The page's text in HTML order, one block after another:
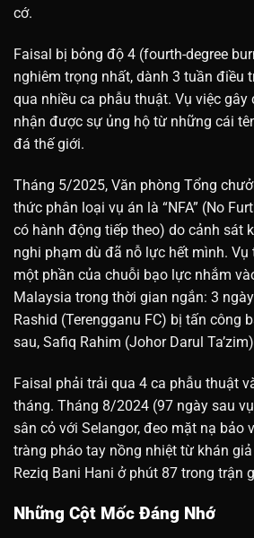
cớ.
Faisal bị bỏng độ 4 (fourth-degree
nghiêm trọng nhất, dành 3 tuần điều
qua nhiều ca phẫu thuật. Vụ việc
nhận được sự ủng hộ từ những cái
đá thế giới.
Tháng 5/2025, Văn phòng Tổng
thức phân loại vụ án là “NFA” (No
có hành động tiếp theo) do cảnh sát
nghi phạm dù đã nỗ lực hết mình. Vụ
một phần của chuỗi bạo lực nhắm
Malaysia trong thời gian ngắn: 3
Rashid (Terengganu FC) bị tấn công
sau, Safiq Rahim (Johor Darul
Faisal phải trải qua 4 ca phẫu thuật
tháng. Tháng 8/2024 (97 ngày sau
sân cỏ với Selangor, đeo mặt nạ bảo
tràng pháo tay nồng nhiệt từ khán
Reziq Bani Hani ở phút 87 trong trận
Những Cột Mốc Đáng Nhớ